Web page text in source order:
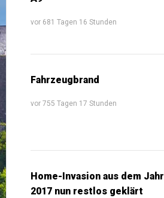
vor 681 Tagen 16 Stunden
Fahrzeugbrand
vor 755 Tagen 17 Stunden
Home-Invasion aus dem Jahr
2017 nun restlos geklärt